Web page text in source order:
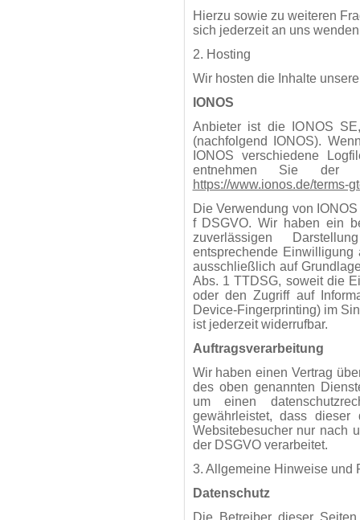
Hierzu sowie zu weiteren
sich jederzeit an uns
2. Hosting
Wir hosten die Inhalte
IONOS
Anbieter ist die IONOS
(nachfolgend IONOS).
IONOS verschiedene
entnehmen Sie der
https://www.ionos.de/terms-
Die Verwendung von
f DSGVO. Wir haben ein
zuverlässigen
entsprechende Einwilligung
ausschließlich auf
Abs. 1 TTDSG, soweit die
oder den Zugriff auf
Device-Fingerprinting) im
ist jederzeit widerrufbar.
Auftragsverarbeitung
Wir haben einen Vertrag
des oben genannten
um einen
gewährleistet, dass dieser
Websitebesucher nur nach
der DSGVO verarbeitet.
3. Allgemeine Hinweise und
Datenschutz